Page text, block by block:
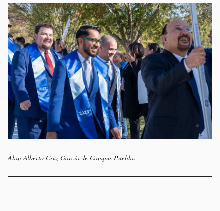
Alan Alberto Cruz García de Campus Puebla.